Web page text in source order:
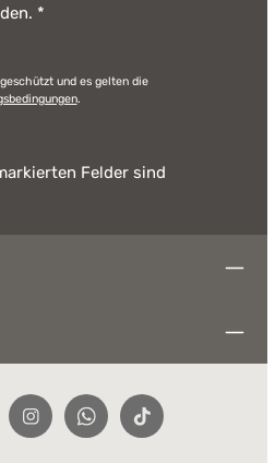
*
und es gelten die
.
Felder sind